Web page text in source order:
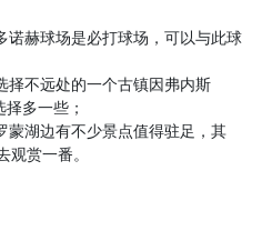
诺赫球场是必打球场，可以与此球
择不远处的一个古镇因弗内斯
多一些；
湖边有不少景点值得驻足，其
赏一番。